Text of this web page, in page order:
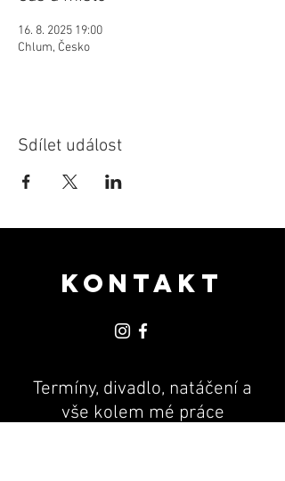
16. 8. 2025 19:00
Chlum, Česko
Sdílet událost
KONTAKT
Termíny, divadlo, natáčení a
vše kolem mé práce